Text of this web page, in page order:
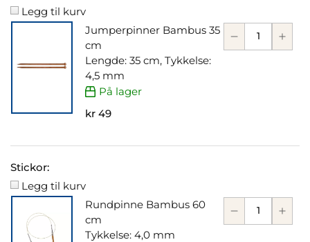
Legg til kurv
Jumperpinner Bambus 35
cm
Lengde: 35 cm, Tykkelse:
4,5 mm
På lager
kr 49
Stickor:
Legg til kurv
Rundpinne Bambus 60
cm
Tykkelse: 4,0 mm